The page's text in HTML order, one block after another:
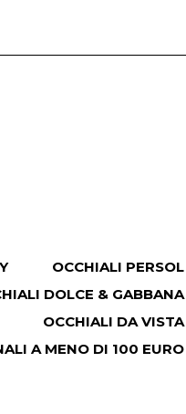
OCCHIALI PERSOL
DOLCE & GABBANA
OCCHIALI DA VISTA
A MENO DI 100 EURO